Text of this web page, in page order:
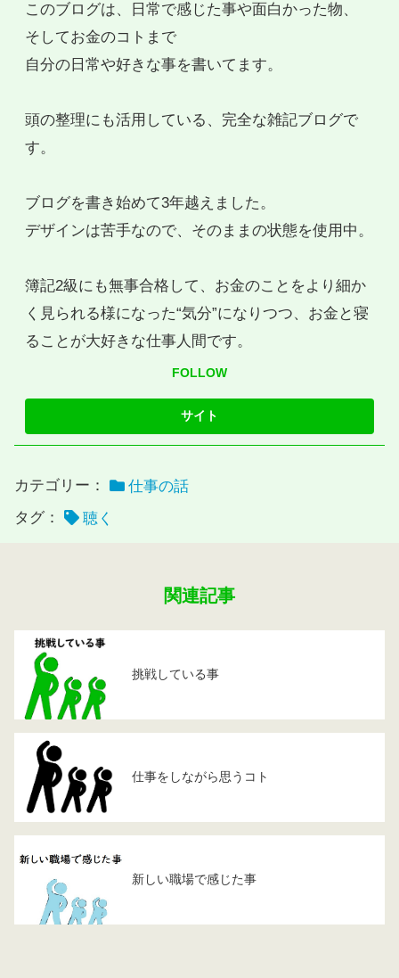
このブログは、日常で感じた事や面白かった物、
そしてお金のコトまで
自分の日常や好きな事を書いてます。
頭の整理にも活用している、完全な雑記ブログで
す。
ブログを書き始めて3年越えました。
デザインは苦手なので、そのままの状態を使用中。
簿記2級にも無事合格して、お金のことをより細か
く見られる様になった“気分”になりつつ、お金と寝
ることが大好きな仕事人間です。
FOLLOW
カテゴリー：
仕事の話
タグ：
聴く
関連記事
挑戦している事
仕事をしながら思うコト
新しい職場で感じた事